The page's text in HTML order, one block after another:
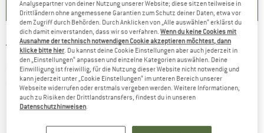
TIMBERLAND -Outdoor Inspired Front
Graphic Tee - T-Shirt
(0)
Analysepartner von deiner Nutzung unserer Website; diese sitzen teilweise in
Drittländern ohne angemessene Garantien zum Schutz deiner Daten, etwa vor
dem Zugriff durch Behörden. Durch Anklicken von „Alle auswählen“ erklärst du
dich damit einverstanden, dass wir so verfahren.Wenn du keine Cookies mit
Ausnahme der technisch notwendigen Cookie akzeptieren möchtest, dann
klicke bitte hier . Du kannst deine Cookie Einstellungen aber auch jederzeit in
den „Einstellungen“ anpassen und einzelne Kategorien auswählen. Deine
Einwilligung ist freiwillig, für die Nutzung dieser Website nicht notwendig und
kann jederzeit unter „Cookie Einstellungen“ im unteren Bereich unserer
Webseite widerrufen oder erstmals vergeben werden. Weitere Informationen,
auch zu Risiken der Drittlandstransfers, findest du in unseren
Datenschutzhinweisen